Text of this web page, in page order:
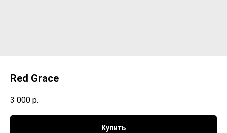
Red Grace
3 000 р.
Купить